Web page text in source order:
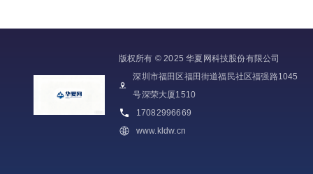
版权所有 © 2025 华夏网科技股份有限公司
深圳市福田区福田街道福民社区福强路1045
号深荣大厦1510
17082996669
www.kldw.cn